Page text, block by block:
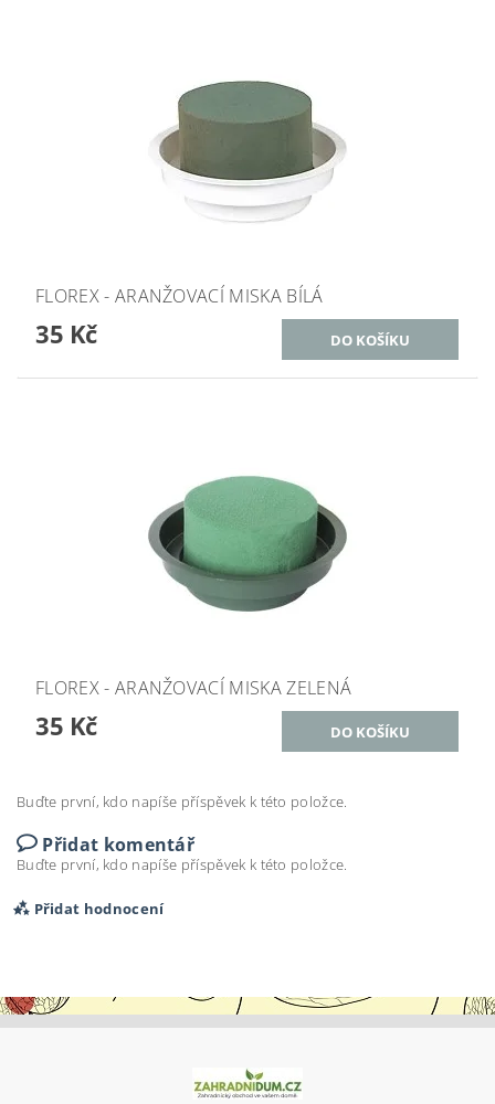
FLOREX - ARANŽOVACÍ MISKA BÍLÁ
35 Kč
FLOREX - ARANŽOVACÍ MISKA ZELENÁ
35 Kč
Buďte první, kdo napíše příspěvek k této položce.
Přidat komentář
Buďte první, kdo napíše příspěvek k této položce.
Přidat hodnocení